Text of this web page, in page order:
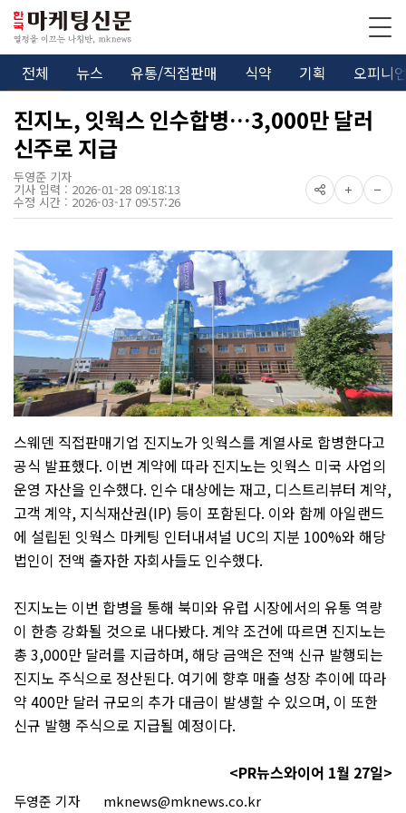
전체 뉴스 유통/직접판매 식약 기획 오피니
진지노, 잇웍스 인수합병…3,000만 달러
신주로 지급
두영준 기자
기사 입력 : 2026-01-28 09:18:13
수정 시간 : 2026-03-17 09:57:26
스웨덴 직접판매기업 진지노가 잇웍스를 계열사로 합병한다고
공식 발표했다. 이번 계약에 따라 진지노는 잇웍스 미국 사업의
운영 자산을 인수했다. 인수 대상에는 재고, 디스트리뷰터 계약,
고객 계약, 지식재산권(IP) 등이 포함된다. 이와 함께 아일랜드
에 설립된 잇웍스 마케팅 인터내셔널 UC의 지분 100%와 해당
법인이 전액 출자한 자회사들도 인수했다.
진지노는 이번 합병을 통해 북미와 유럽 시장에서의 유통 역량
이 한층 강화될 것으로 내다봤다. 계약 조건에 따르면 진지노는
총 3,000만 달러를 지급하며, 해당 금액은 전액 신규 발행되는
진지노 주식으로 정산된다. 여기에 향후 매출 성장 추이에 따라
약400만 달러 규모의 추가 대금이 발생할 수 있으며, 이 또한
신규 발행 주식으로 지급될 예정이다.
<PR뉴스와이어 1월 27일>
두영준 기자 mknews@mknews.co.kr